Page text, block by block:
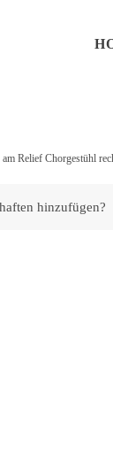
Relief Chorgestühl
hinzufügen?